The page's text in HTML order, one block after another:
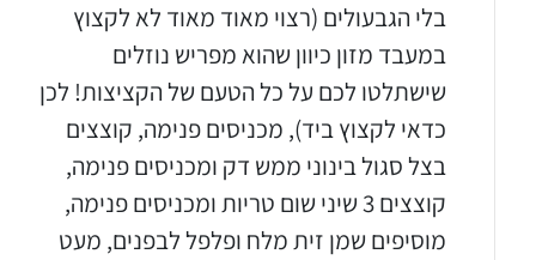
בלי הגבעולים (רצוי מאוד מאוד לא לקצוץ
במעבד מזון כיוון שהוא מפריש נוזלים
שישתלטו לכם על כל הטעם של הקציצות! לכן
כדאי לקצוץ ביד), מכניסים פנימה, קוצצים
בצל סגול בינוני ממש דק ומכניסים פנימה,
קוצצים 3 שיני שום טריות ומכניסים פנימה,
מוסיפים שמן זית מלח ופלפל לבפנים, מעט